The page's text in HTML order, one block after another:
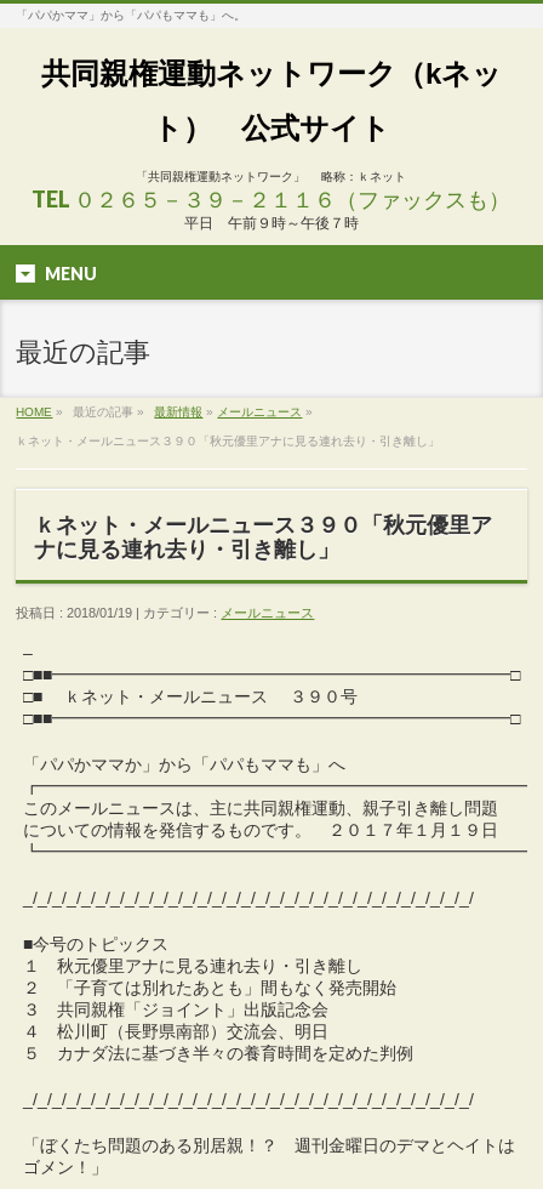
「パパかママ」から「パパもママも」へ。
共同親権運動ネットワーク（kネッ
ト） 公式サイト
「共同親権運動ネットワーク」 略称：ｋネット
TEL ０２６５－３９－２１１６（ファックスも）
平日 午前９時～午後７時
MENU
最近の記事
HOME » 最近の記事 » 最新情報 » メールニュース »
ｋネット・メールニュース３９０「秋元優里アナに見る連れ去り・引き離し」
ｋネット・メールニュース３９０「秋元優里ア
ナに見る連れ去り・引き離し」
投稿日 : 2018/01/19 | カテゴリー : メールニュース
–
□■■━━━━━━━━━━━━━━━━━━━━━━━━━━━□
□■ ｋネット・メールニュース ３９０号
□■■━━━━━━━━━━━━━━━━━━━━━━━━━━━□
「パパかママか」から「パパもママも」へ
このメールニュースは、主に共同親権運動、親子引き離し問題
についての情報を発信するものです。 ２０１７年１月１９日
_/_/_/_/_/_/_/_/_/_/_/_/_/_/_/_/_/_/_/_/_/_/_/_/_/_/_/_/_/_/_/
■今号のトピックス
１ 秋元優里アナに見る連れ去り・引き離し
２ 「子育ては別れたあとも」間もなく発売開始
３ 共同親権「ジョイント」出版記念会
４ 松川町（長野県南部）交流会、明日
５ カナダ法に基づき半々の養育時間を定めた判例
_/_/_/_/_/_/_/_/_/_/_/_/_/_/_/_/_/_/_/_/_/_/_/_/_/_/_/_/_/_/_/
「ぼくたち問題のある別居親！？ 週刊金曜日のデマとヘイトは
ゴメン！」